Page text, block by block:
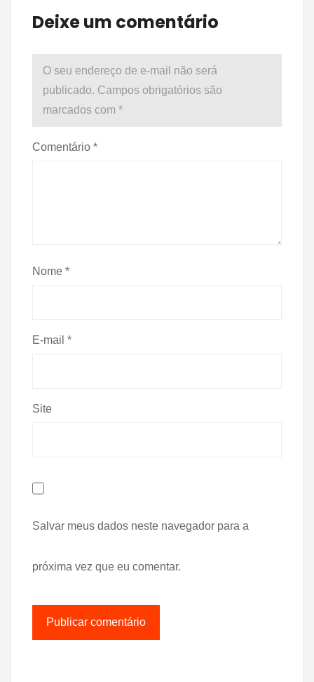
Deixe um comentário
O seu endereço de e-mail não será
publicado. Campos obrigatórios são
marcados com *
Comentário *
Nome *
E-mail *
Site
Salvar meus dados neste navegador para a
próxima vez que eu comentar.